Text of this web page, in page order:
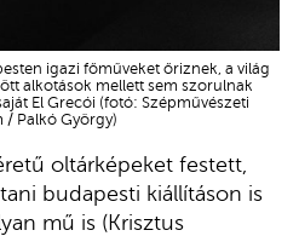
igazi főműveket őriznek, a világ
alkotások mellett sem szorulnak
El Grecói (fotó: Szépművészeti
/ Palkó György)
oltárképeket festett,
budapesti kiállításon is
mű is (Krisztus